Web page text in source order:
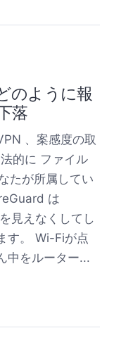
のように報
落
、案感度の取
的に ファイル
たが所属してい
は
見えなくしてし
す。 Wi-Fiが点
中をルーター...